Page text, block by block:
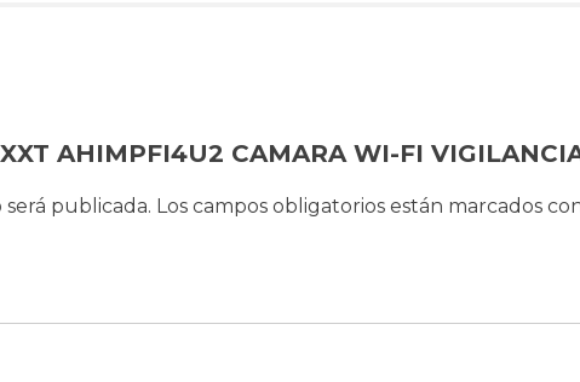
AHIMPFI4U2 CAMARA WI-FI
publicada. Los campos obligatorios están marcados